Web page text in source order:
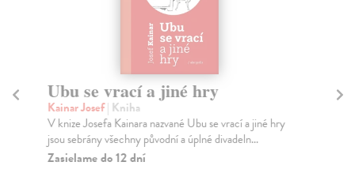
Ubu se vrací a jiné hry
Kainar Josef| Kniha
V knize Josefa Kainara nazvané Ubu se vrací a jiné hry
jsou sebrány všechny původní a úplné divadeln...
Zasielame do 12 dní